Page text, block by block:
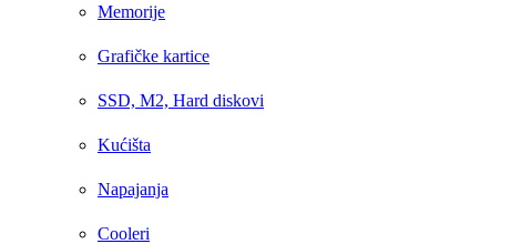
Memorije
Grafičke kartice
SSD, M2, Hard diskovi
Kućišta
Napajanja
Cooleri